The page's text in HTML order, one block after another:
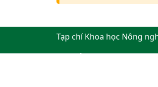
Tạp chí Khoa học Nông
Địa chỉ: Đường Ngô Xuân